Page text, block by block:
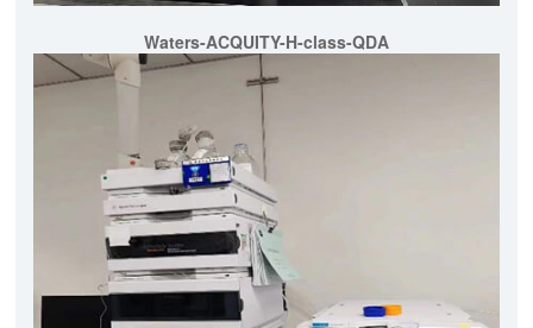
Waters-ACQUITY-H-class-QDA